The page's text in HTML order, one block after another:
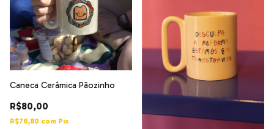
Caneca Cerâmica Pãozinho
R$80,00
R$76,80 com Pix